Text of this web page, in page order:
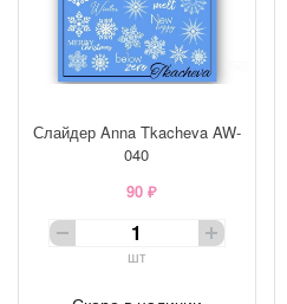
Слайдер Anna Tkacheva AW-
040
90 ₽
шт